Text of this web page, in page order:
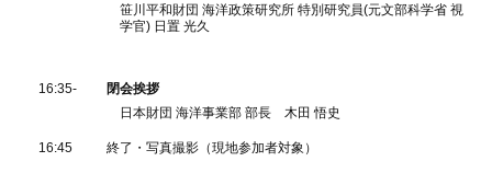
笹川平和財団 海洋政策研究所 特別研究員(元文部科学省 視
学官) 日置 光久
16:35-
閉会挨拶
日本財団 海洋事業部 部長 木田 悟史
16:45 終了・写真撮影（現地参加者対象）